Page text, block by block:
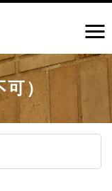
可）